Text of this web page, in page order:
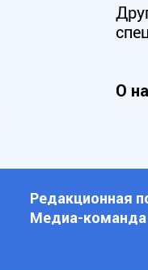
О
Редакционная
Медиа-команда